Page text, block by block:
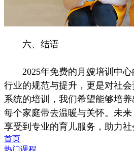
六、结语
2025年免费的月嫂培训中心
行业的规范与提升，更是对社
系统的培训，我们希望能够培
每个家庭带去温暖与关怀。未
享受到专业的育儿服务，助力社
首页
热门课程